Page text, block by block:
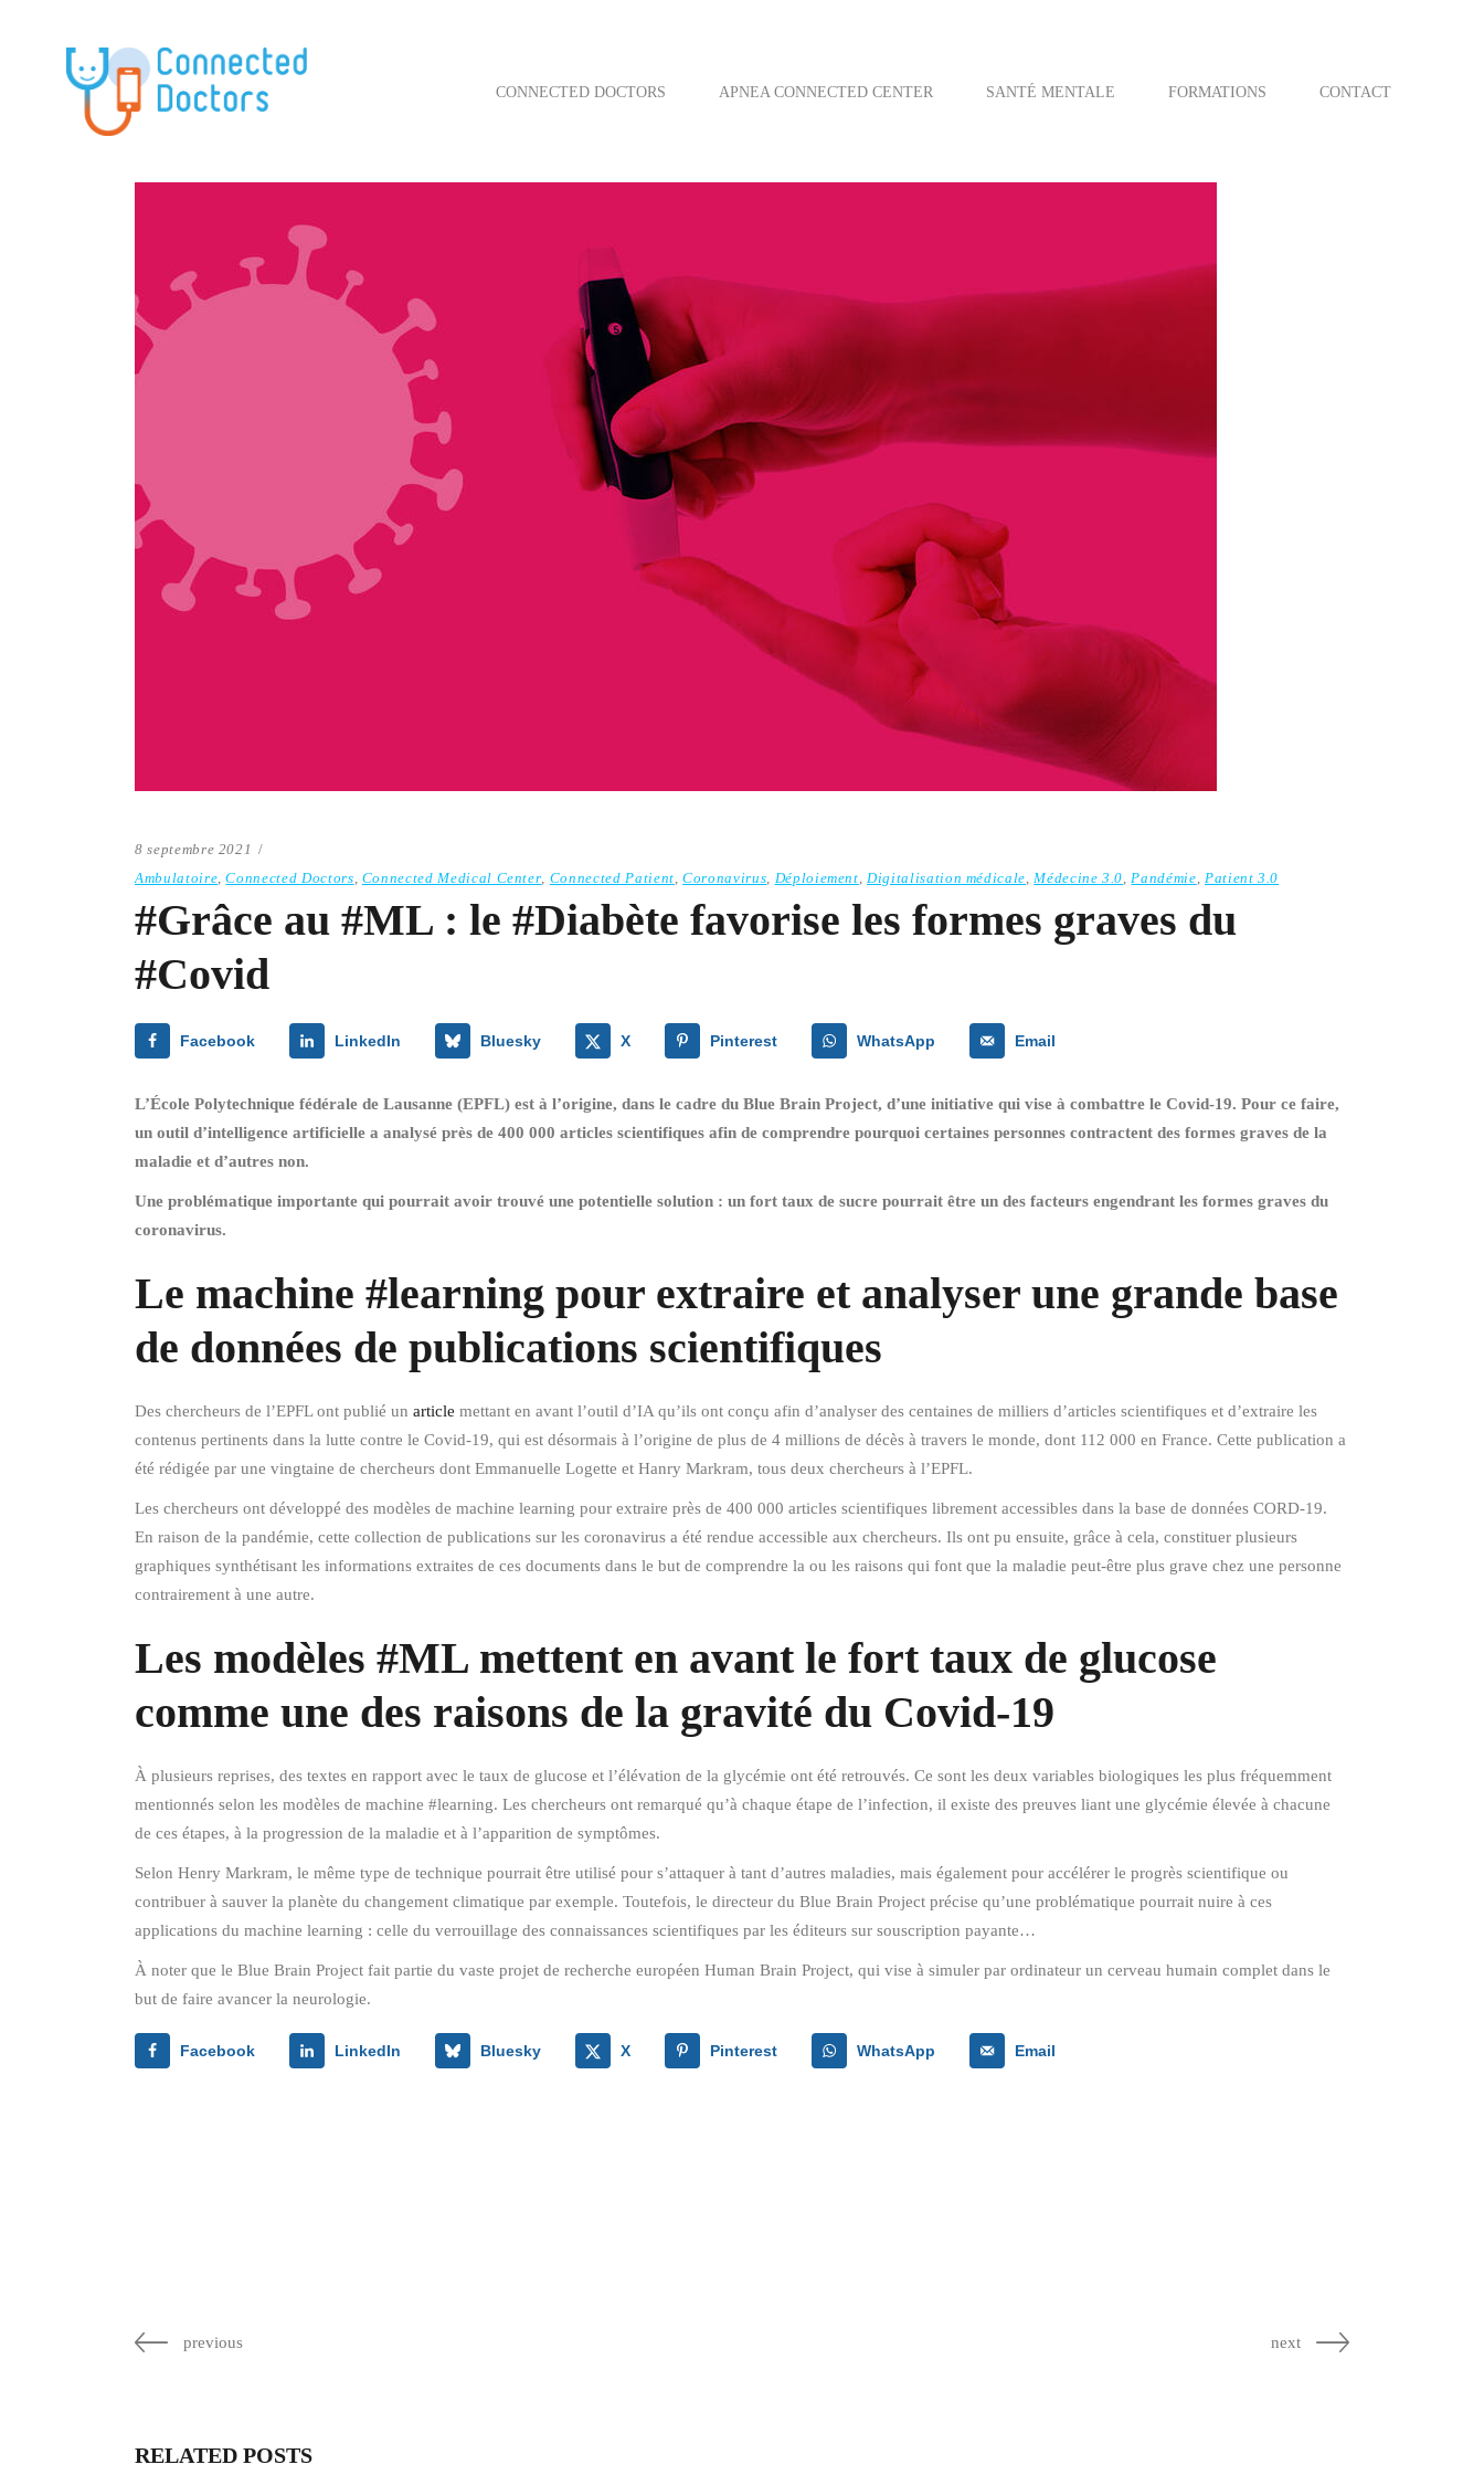
CONNECTED DOCTORS APNEA CONNECTED CENTER SANTÉ MENTALE FORMATIONS CONTACT
8 septembre 2021
Ambulatoire,Connected Doctors, Connected Medical Center, Connected Patient,Coronavirus, Déploiement,Digitalisation médicale,Médecine 3.0,Pandémie, Patient 3.0
#Grâce au #ML : le #Diabète favorise les formes graves du
#Covid
Facebook LinkedIn Bluesky X Pinterest WhatsApp Email
L’École Polytechnique fédérale de Lausanne (EPFL) est à l’origine, dans le cadre du Blue Brain Project, d’une initiative qui vise à combattre le Covid-19. Pour ce faire,
un outil d’intelligence artificielle a analysé près de 400 000 articles scientifiques afin de comprendre pourquoi certaines personnes contractent des formes graves de la
maladie et d’autres non.
Une problématique importante qui pourrait avoir trouvé une potentielle solution : un fort taux de sucre pourrait être un des facteurs engendrant les formes graves du
coronavirus.
Le machine #learning pour extraire et analyser une grande base
de données de publications scientifiques
Des chercheurs de l’EPFL ont publié un article mettant en avant l’outil d’IA qu’ils ont conçu afin d’analyser des centaines de milliers d’articles scientifiques et d’extraire les
contenus pertinents dans la lutte contre le Covid-19, qui est désormais à l’origine de plus de 4 millions de décès à travers le monde, dont 112 000 en France. Cette publication a
été rédigée par une vingtaine de chercheurs dont Emmanuelle Logette et Hanry Markram, tous deux chercheurs à l’EPFL.
Les chercheurs ont développé des modèles de machine learning pour extraire près de 400 000 articles scientifiques librement accessibles dans la base de données CORD-19.
En raison de la pandémie, cette collection de publications sur les coronavirus a été rendue accessible aux chercheurs. Ils ont pu ensuite, grâce à cela, constituer plusieurs
graphiques synthétisant les informations extraites de ces documents dans le but de comprendre la ou les raisons qui font que la maladie peut-être plus grave chez une personne
contrairement à une autre.
Les modèles #ML mettent en avant le fort taux de glucose
comme une des raisons de la gravité du Covid-19
À plusieurs reprises, des textes en rapport avec le taux de glucose et l’élévation de la glycémie ont été retrouvés. Ce sont les deux variables biologiques les plus fréquemment
mentionnés selon les modèles de machine #learning. Les chercheurs ont remarqué qu’à chaque étape de l’infection, il existe des preuves liant une glycémie élevée à chacune
de ces étapes, à la progression de la maladie et à l’apparition de symptômes.
Selon Henry Markram, le même type de technique pourrait être utilisé pour s’attaquer à tant d’autres maladies, mais également pour accélérer le progrès scientifique ou
contribuer à sauver la planète du changement climatique par exemple. Toutefois, le directeur du Blue Brain Project précise qu’une problématique pourrait nuire à ces
applications du machine learning : celle du verrouillage des connaissances scientifiques par les éditeurs sur souscription payante…
À noter que le Blue Brain Project fait partie du vaste projet de recherche européen Human Brain Project, qui vise à simuler par ordinateur un cerveau humain complet dans le
but de faire avancer la neurologie.
Facebook LinkedIn Bluesky X Pinterest WhatsApp Email
previous next
RELATED POSTS